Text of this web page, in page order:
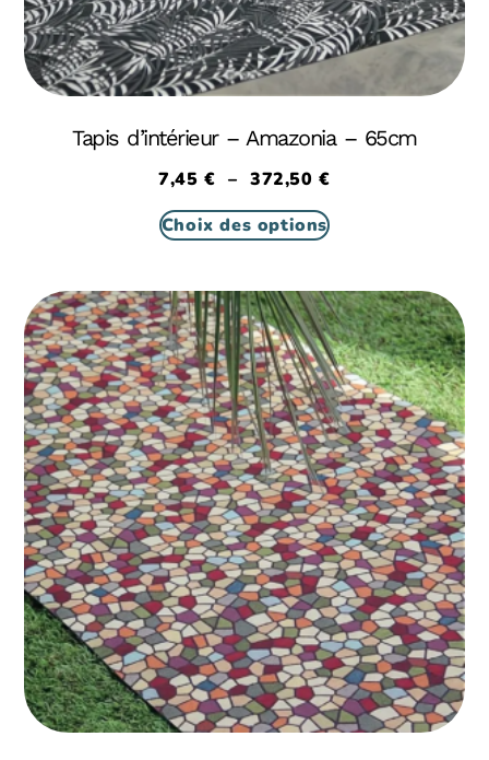
Tapis d’intérieur – Amazonia – 65cm
7,45€ – 372,50€
Choix des options